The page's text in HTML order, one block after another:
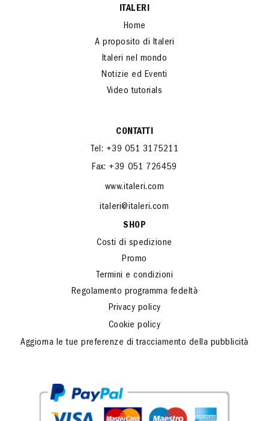
Linee speciali
ITALERI
Home
A proposito di Italeri
Italeri nel mondo
Notizie ed Eventi
CONTATTI
Tel: +39 051 3175211
Fax: +39 051 726459
www.italeri.com
italeri@italeri.com
SHOP
Costi di spedizione
Promo
Termini e condizioni
Regolamento programma fedeltà
Privacy policy
Cookie policy